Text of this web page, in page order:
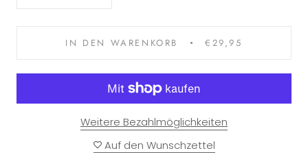
IN DEN WARENKORB €29,95
Weitere Bezahlmöglichkeiten
Auf den Wunschzettel